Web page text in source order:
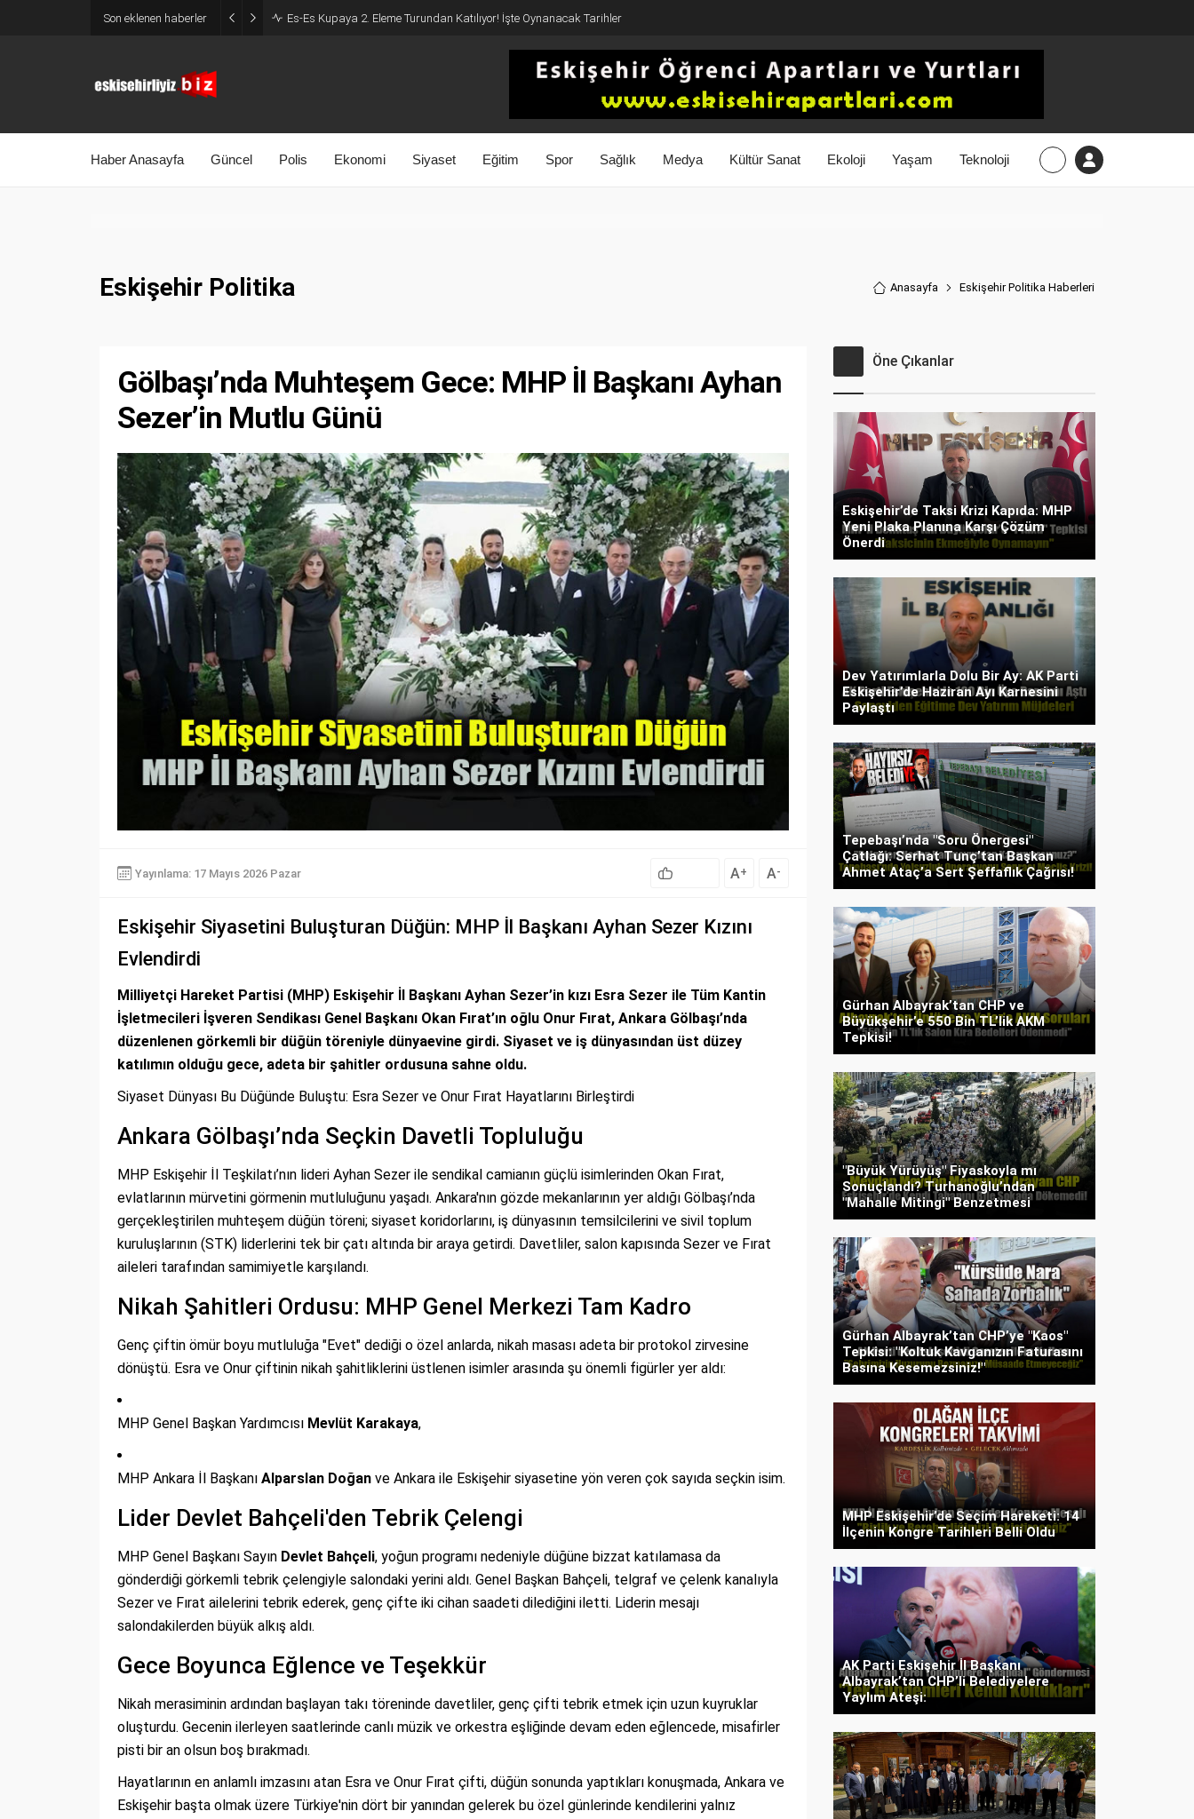
Son eklenen haberler Es-Es Kupaya 2. Eleme Turundan Katılıyor! İşte Oynanacak Tarihler
Haber Anasayfa Güncel Polis Ekonomi Siyaset Eğitim Spor Sağlık Medya Kültür Sanat Ekoloji Yaşam Teknoloji
Eskişehir Politika Anasayfa Eskişehir Politika Haberleri
Gölbaşı’nda Muhteşem Gece: MHP İl Başkanı Ayhan
Sezer’in Mutlu Günü
Yayınlama: 17 Mayıs 2026 Pazar A+ A-
Eskişehir Siyasetini Buluşturan Düğün: MHP İl Başkanı Ayhan Sezer Kızını
Evlendirdi
Milliyetçi Hareket Partisi (MHP) Eskişehir İl Başkanı Ayhan Sezer’in kızı Esra Sezer ile Tüm Kantin
İşletmecileri İşveren Sendikası Genel Başkanı Okan Fırat’ın oğlu Onur Fırat, Ankara Gölbaşı’nda
düzenlenen görkemli bir düğün töreniyle dünyaevine girdi. Siyaset ve iş dünyasından üst düzey
katılımın olduğu gece, adeta bir şahitler ordusuna sahne oldu.
Siyaset Dünyası Bu Düğünde Buluştu: Esra Sezer ve Onur Fırat Hayatlarını Birleştirdi
Ankara Gölbaşı’nda Seçkin Davetli Topluluğu
MHP Eskişehir İl Teşkilatı’nın lideri Ayhan Sezer ile sendikal camianın güçlü isimlerinden Okan Fırat,
evlatlarının mürvetini görmenin mutluluğunu yaşadı. Ankara'nın gözde mekanlarının yer aldığı Gölbaşı’nda
gerçekleştirilen muhteşem düğün töreni; siyaset koridorlarını, iş dünyasının temsilcilerini ve sivil toplum
kuruluşlarının (STK) liderlerini tek bir çatı altında bir araya getirdi. Davetliler, salon kapısında Sezer ve Fırat
aileleri tarafından samimiyetle karşılandı.
Nikah Şahitleri Ordusu: MHP Genel Merkezi Tam Kadro
Genç çiftin ömür boyu mutluluğa "Evet" dediği o özel anlarda, nikah masası adeta bir protokol zirvesine
dönüştü. Esra ve Onur çiftinin nikah şahitliklerini üstlenen isimler arasında şu önemli figürler yer aldı:
MHP Genel Başkan Yardımcısı Mevlüt Karakaya,
MHP Ankara İl Başkanı Alparslan Doğan ve Ankara ile Eskişehir siyasetine yön veren çok sayıda seçkin isim.
Lider Devlet Bahçeli'den Tebrik Çelengi
MHP Genel Başkanı Sayın Devlet Bahçeli, yoğun programı nedeniyle düğüne bizzat katılamasa da
gönderdiği görkemli tebrik çelengiyle salondaki yerini aldı. Genel Başkan Bahçeli, telgraf ve çelenk kanalıyla
Sezer ve Fırat ailelerini tebrik ederek, genç çifte iki cihan saadeti dilediğini iletti. Liderin mesajı
salondakilerden büyük alkış aldı.
Gece Boyunca Eğlence ve Teşekkür
Nikah merasiminin ardından başlayan takı töreninde davetliler, genç çifti tebrik etmek için uzun kuyruklar
oluşturdu. Gecenin ilerleyen saatlerinde canlı müzik ve orkestra eşliğinde devam eden eğlencede, misafirler
pisti bir an olsun boş bırakmadı.
Hayatlarının en anlamlı imzasını atan Esra ve Onur Fırat çifti, düğün sonunda yaptıkları konuşmada, Ankara ve
Eskişehir başta olmak üzere Türkiye'nin dört bir yanından gelerek bu özel günlerinde kendilerini yalnız
Öne Çıkanlar
Eskişehir’de Taksi Krizi Kapıda: MHP
Yeni Plaka Planına Karşı Çözüm
Önerdi
Dev Yatırımlarla Dolu Bir Ay: AK Parti
Eskişehir’de Haziran Ayı Karnesini
Paylaştı
Tepebaşı’nda "Soru Önergesi"
Çatlağı: Serhat Tunç’tan Başkan
Ahmet Ataç’a Sert Şeffaflık Çağrısı!
Gürhan Albayrak’tan CHP ve
Büyükşehir’e 550 Bin TL’lik AKM
Tepkisi!
"Büyük Yürüyüş" Fiyaskoyla mı
Sonuçlandı? Turhanoğlu’ndan
"Mahalle Mitingi" Benzetmesi
Gürhan Albayrak’tan CHP’ye "Kaos"
Tepkisi: "Koltuk Kavganızın Faturasını
Basına Kesemezsiniz!"
MHP Eskişehir’de Seçim Hareketi: 14
İlçenin Kongre Tarihleri Belli Oldu
AK Parti Eskişehir İl Başkanı
Albayrak’tan CHP’li Belediyelere
Yaylım Ateşi: